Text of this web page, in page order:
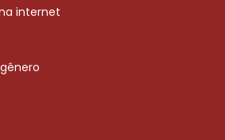
internet